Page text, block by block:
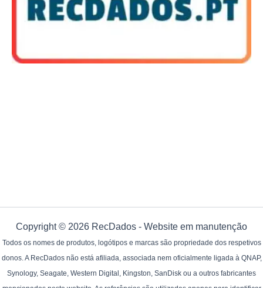
Copyright © 2026 RecDados - Website em manutenção
Todos os nomes de produtos, logótipos e marcas são propriedade dos respetivos
donos. A RecDados não está afiliada, associada nem oficialmente ligada à QNAP,
Synology, Seagate, Western Digital, Kingston, SanDisk ou a outros fabricantes